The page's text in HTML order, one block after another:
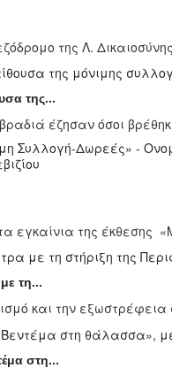
της Λ.
της...
έζησαν όσοι
εγκαίνια της έκθεσης
τη...
και την εξωστρέφεια
στη...